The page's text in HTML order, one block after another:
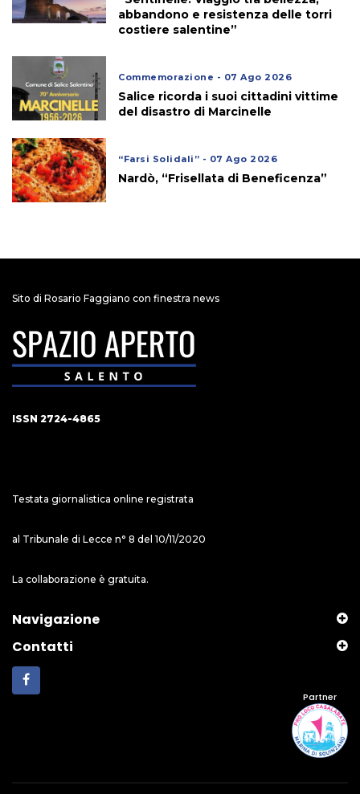
abbandono e resistenza delle torri
costiere salentine”
Commemorazione - 07 Ago 2026
Salice ricorda i suoi cittadini vittime
del disastro di Marcinelle
“Farsi Solidali” - 07 Ago 2026
Nardò, “Frisellata di Beneficenza”
Sito di Rosario Faggiano con finestra news
ISSN 2724-4865
Testata giornalistica online registrata
al Tribunale di Lecce n° 8 del 10/11/2020
La collaborazione è gratuita.
Navigazione
Contatti
Partner